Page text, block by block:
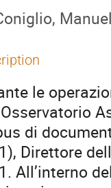
le
di
Direttore
All’interno